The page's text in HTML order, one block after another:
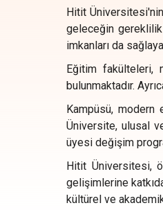
Hitit
geleceğin
imkanları da
Eğitim fakülteleri,
bulunmaktadır.
Kampüsü, modern
Üniversite, ulusal
üyesi değişim
Hitit Üniversitesi,
gelişimlerine
kültürel ve